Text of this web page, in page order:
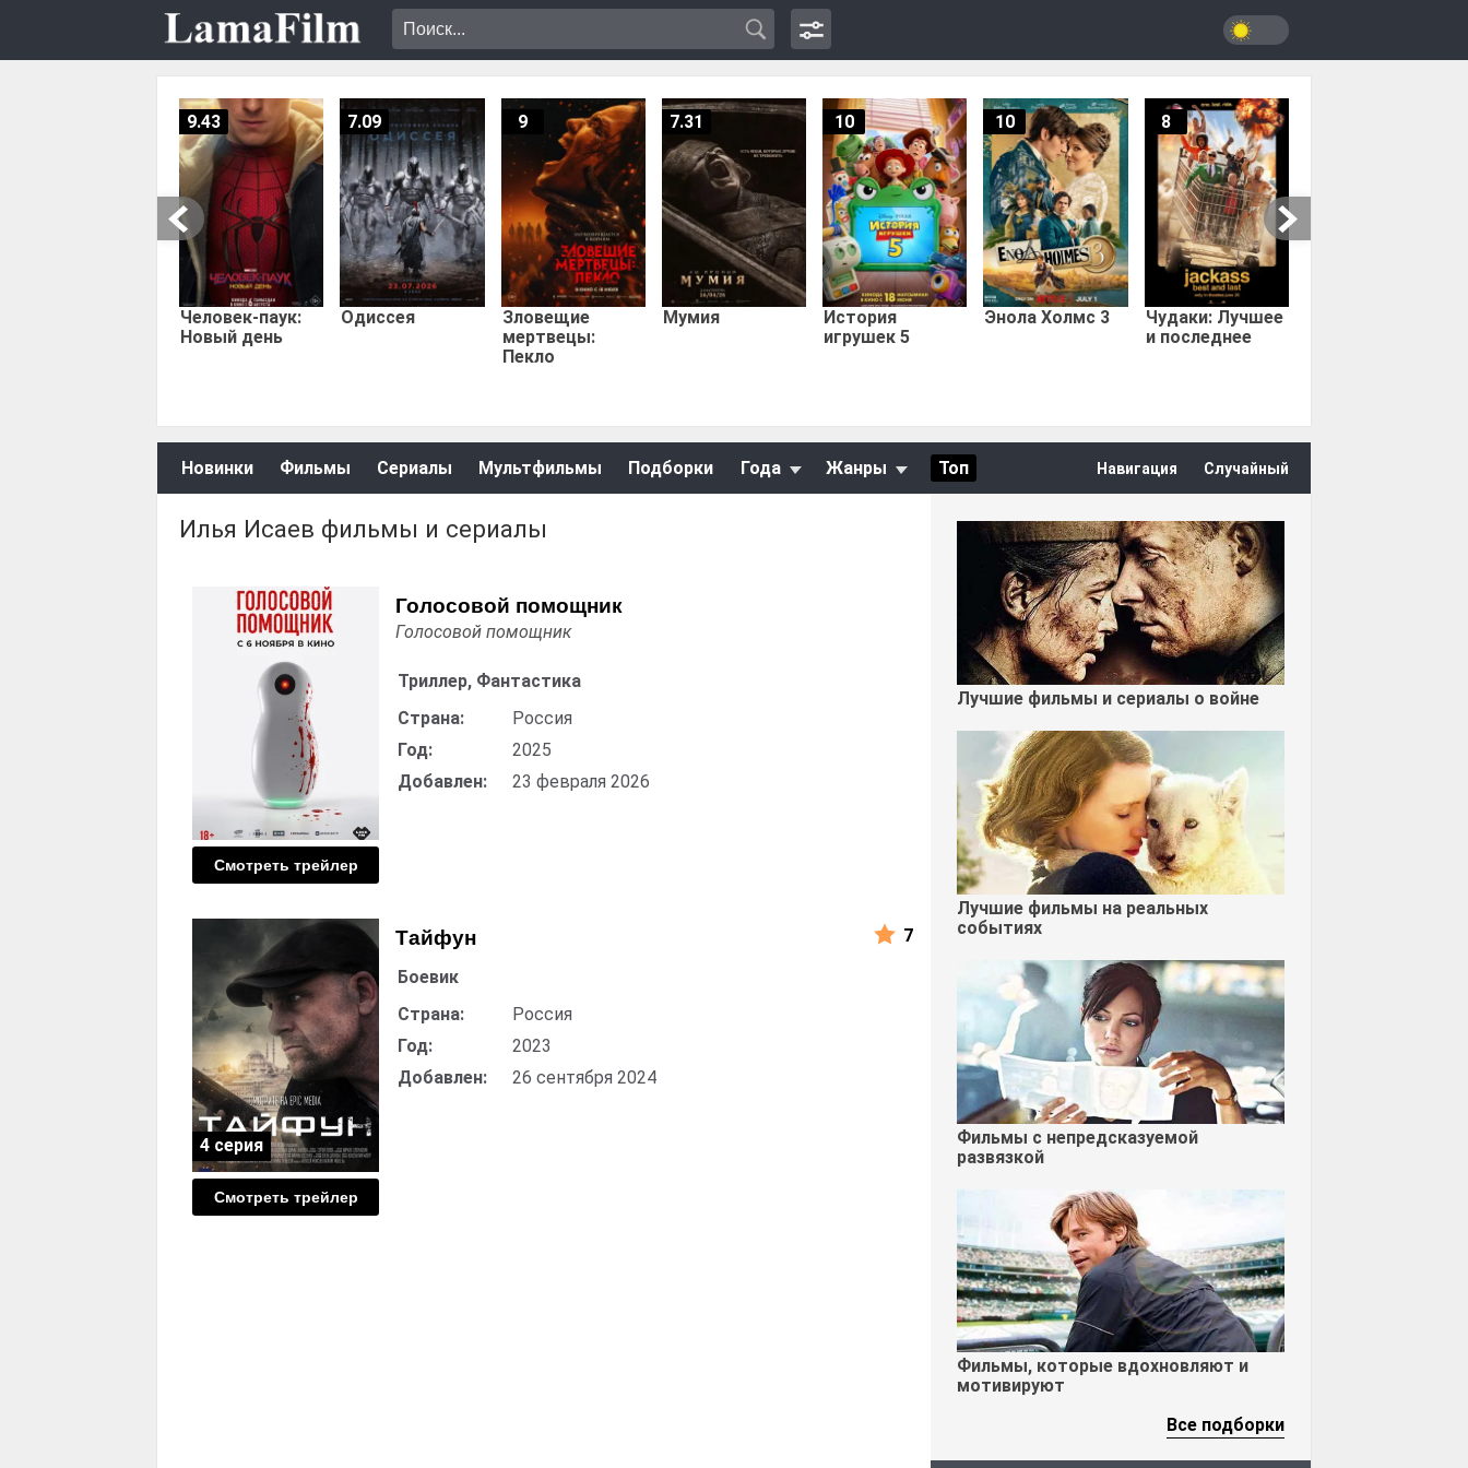
Человек-паук:
Новый день
9.43
Одиссея
7.09
Зловещие
мертвецы:
Пекло
9
Мумия
7.31
История
игрушек 5
10
Энола Холмс 3
10
Чудаки: Лучшее
и последнее
8
Новинки Фильмы Сериалы Мультфильмы Подборки Года Жанры Топ Навигация Случайный
Илья Исаев фильмы и сериалы
Голосовой помощник
Смотреть трейлер
Голосовой помощник
Триллер, Фантастика
Страна:
Россия
Год:
2025
Добавлен:
23 февраля 2026
Тайфун
Смотреть трейлер
Боевик
Страна:
Россия
Год:
2023
Добавлен:
26 сентября 2024
4 серия
7
Лучшие фильмы и сериалы о войне
Лучшие фильмы на реальных
событиях
Фильмы с непредсказуемой
развязкой
Фильмы, которые вдохновляют и
мотивируют
Все подборки